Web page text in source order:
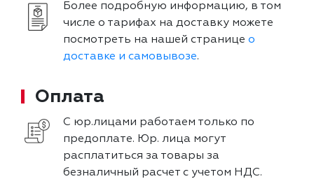
Более подробную информацию, в том
числе о тарифах на доставку можете
посмотреть на нашей странице о
доставке и самовывозе.
Оплата
С юр.лицами работаем только по
предоплате. Юр. лица могут
расплатиться за товары за
безналичный расчет с учетом НДС.